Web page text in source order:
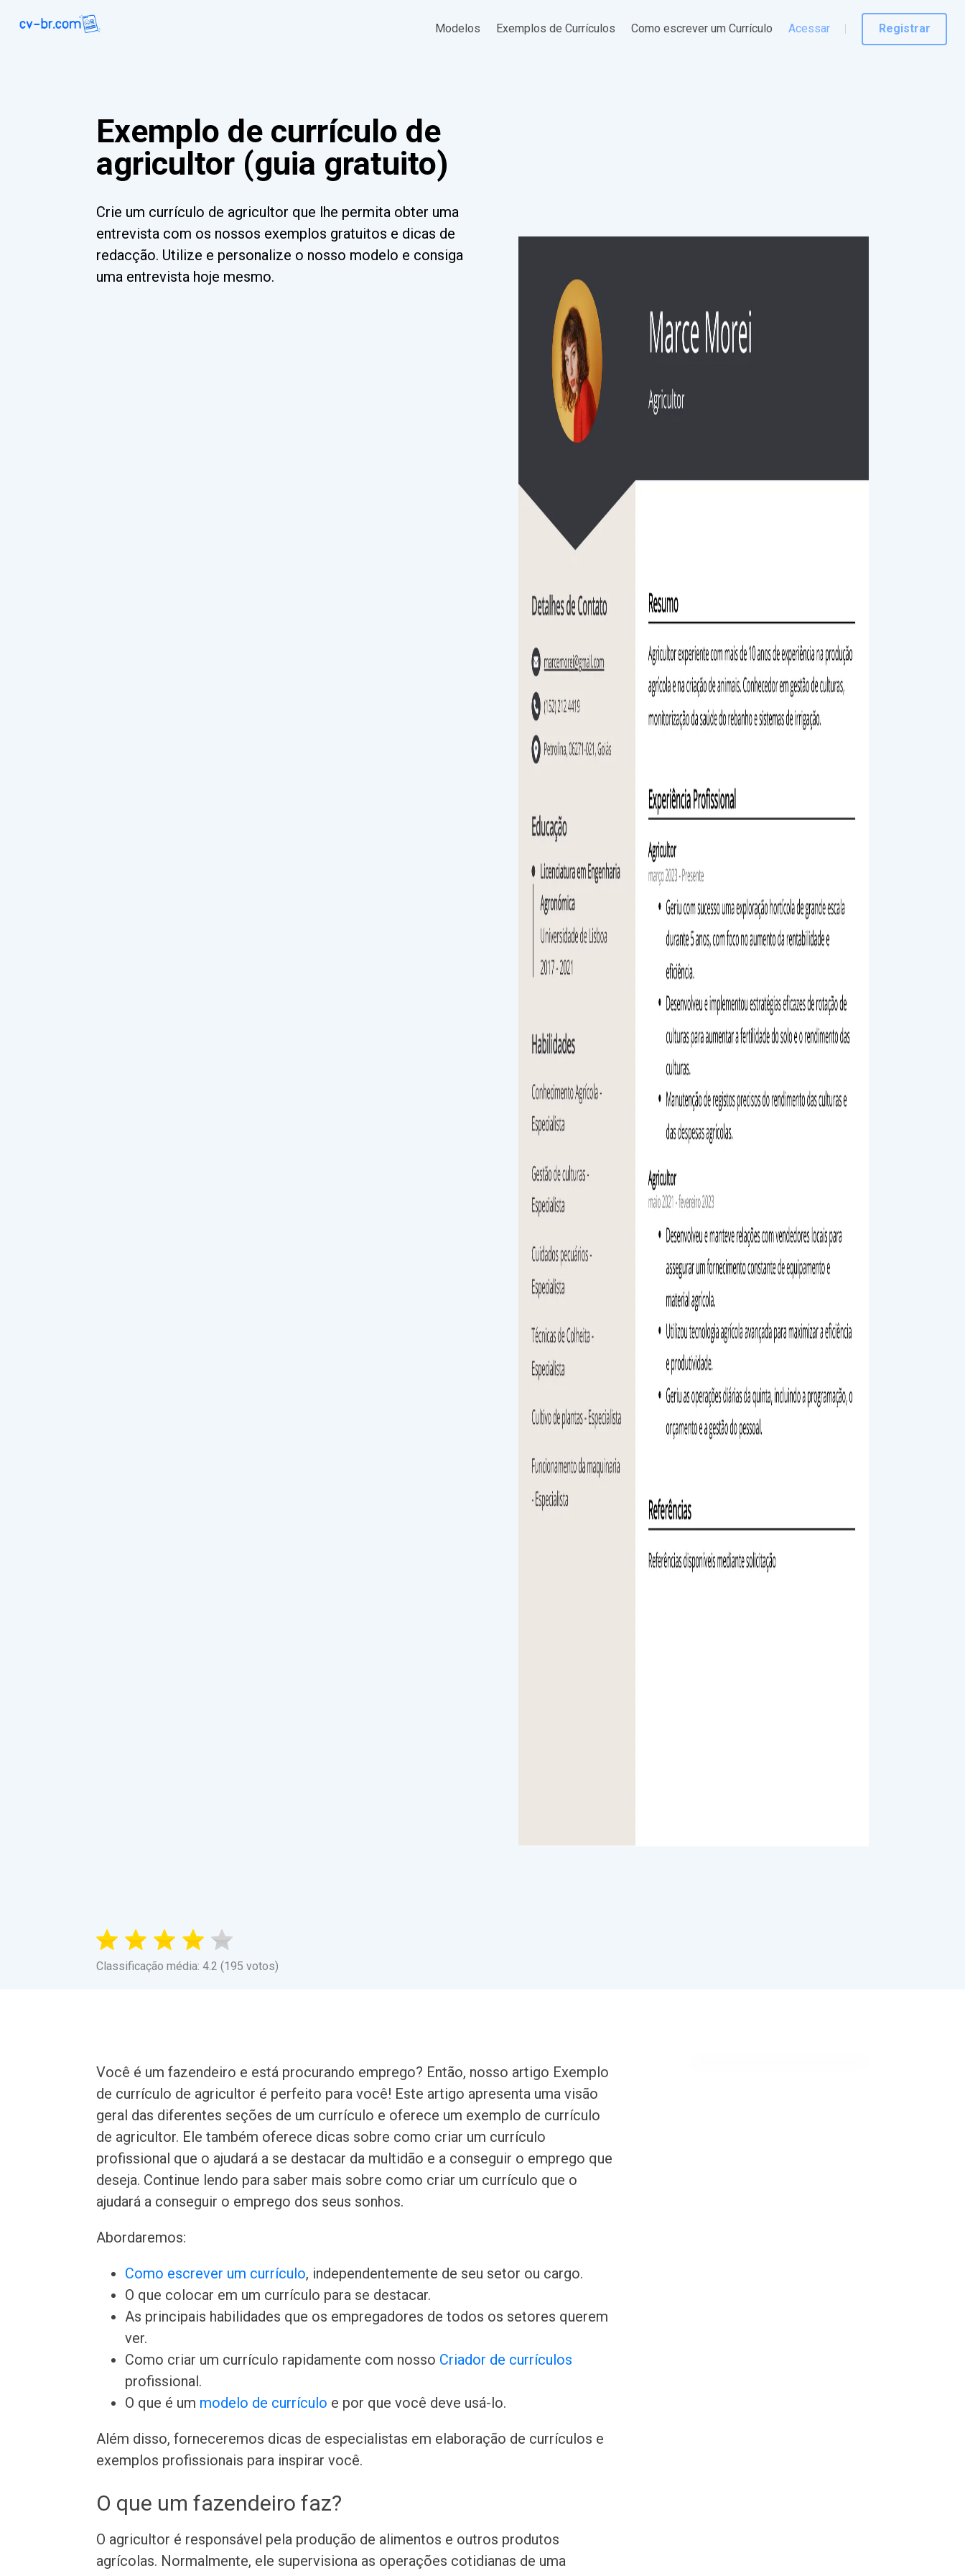
Modelos Exemplos de Currículos Como escrever um Currículo Acessar Registrar
Exemplo de currículo de
agricultor (guia gratuito)
Crie um currículo de agricultor que lhe permita obter uma
entrevista com os nossos exemplos gratuitos e dicas de
redacção. Utilize e personalize o nosso modelo e consiga
uma entrevista hoje mesmo.
Classificação média: 4.2 (195 votos)
Você é um fazendeiro e está procurando emprego? Então, nosso artigo Exemplo
de currículo de agricultor é perfeito para você! Este artigo apresenta uma visão
geral das diferentes seções de um currículo e oferece um exemplo de currículo
de agricultor. Ele também oferece dicas sobre como criar um currículo
profissional que o ajudará a se destacar da multidão e a conseguir o emprego que
deseja. Continue lendo para saber mais sobre como criar um currículo que o
ajudará a conseguir o emprego dos seus sonhos.
Abordaremos:
Como escrever um currículo, independentemente de seu setor ou cargo.
O que colocar em um currículo para se destacar.
As principais habilidades que os empregadores de todos os setores querem
ver.
Como criar um currículo rapidamente com nosso Criador de currículos
profissional.
O que é um modelo de currículo e por que você deve usá-lo.
Além disso, forneceremos dicas de especialistas em elaboração de currículos e
exemplos profissionais para inspirar você.
O que um fazendeiro faz?
O agricultor é responsável pela produção de alimentos e outros produtos
agrícolas. Normalmente, ele supervisiona as operações cotidianas de uma